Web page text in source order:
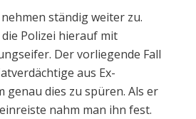
ständig weiter zu.
Polizei hierauf mit
Der vorliegende Fall
aus Ex-
genau dies zu spüren. Als er
nahm man ihn fest.